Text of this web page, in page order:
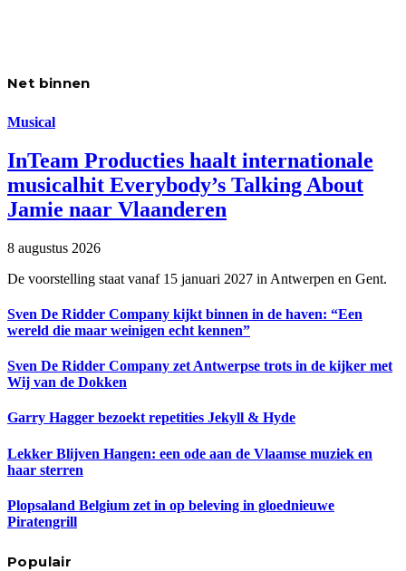
Net binnen
Musical
InTeam Producties haalt internationale
musicalhit Everybody’s Talking About
Jamie naar Vlaanderen
8 augustus 2026
De voorstelling staat vanaf 15 januari 2027 in Antwerpen en Gent.
Sven De Ridder Company kijkt binnen in de haven: “Een
wereld die maar weinigen echt kennen”
Sven De Ridder Company zet Antwerpse trots in de kijker met
Wij van de Dokken
Garry Hagger bezoekt repetities Jekyll & Hyde
Lekker Blijven Hangen: een ode aan de Vlaamse muziek en
haar sterren
Plopsaland Belgium zet in op beleving in gloednieuwe
Piratengrill
Populair